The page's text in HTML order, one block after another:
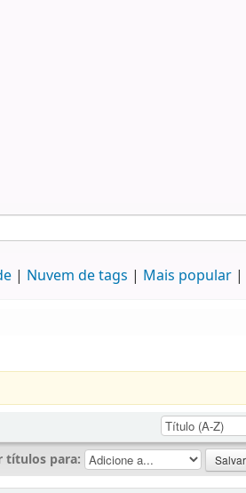
Nuvem de tags Mais popular
títulos para: